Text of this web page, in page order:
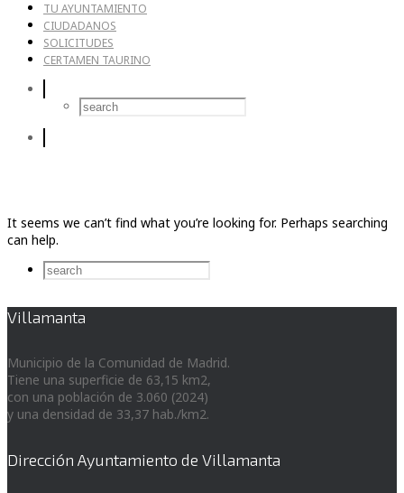
TU AYUNTAMIENTO
CIUDADANOS
SOLICITUDES
CERTAMEN TAURINO
It seems we can’t find what you’re looking for. Perhaps searching
can help.
Villamanta
Municipio de la Comunidad de Madrid.
Tiene una superficie de 63,15 km2,
con una población de 3.060 (2024)
y una densidad de 33,37 hab./km2.
Dirección Ayuntamiento de Villamanta